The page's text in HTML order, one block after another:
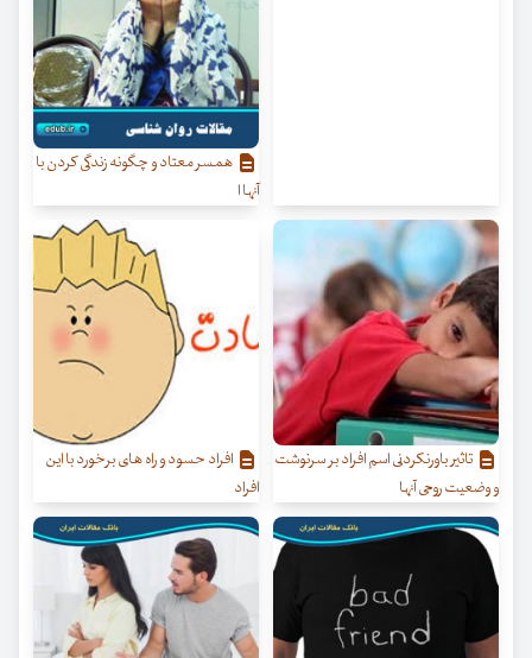
همسر معتاد و چگونه زندگی کردن با
آنها ا
تاثیر باورنکردنی اسم افراد بر سرنوشت
و وضعیت روحی آنها
افراد حسود و راه های برخورد با این
افراد